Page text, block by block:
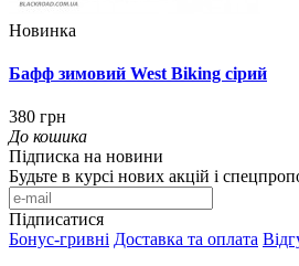
Новинка
Бафф зимовий West Biking сірий
380 грн
До кошика
Підписка на новини
Будьте в курсі нових акцій і
Підписатися
Бонус-гривні Доставка та оплата